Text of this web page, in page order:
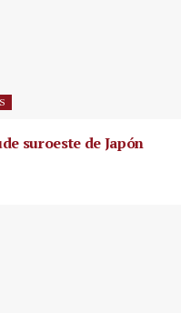
suroeste de Japón